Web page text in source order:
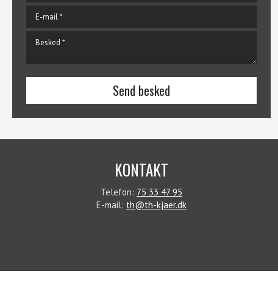
KONTAKT
Telefon: 75 33 47 95
E-mail: th@th-kjaer.dk